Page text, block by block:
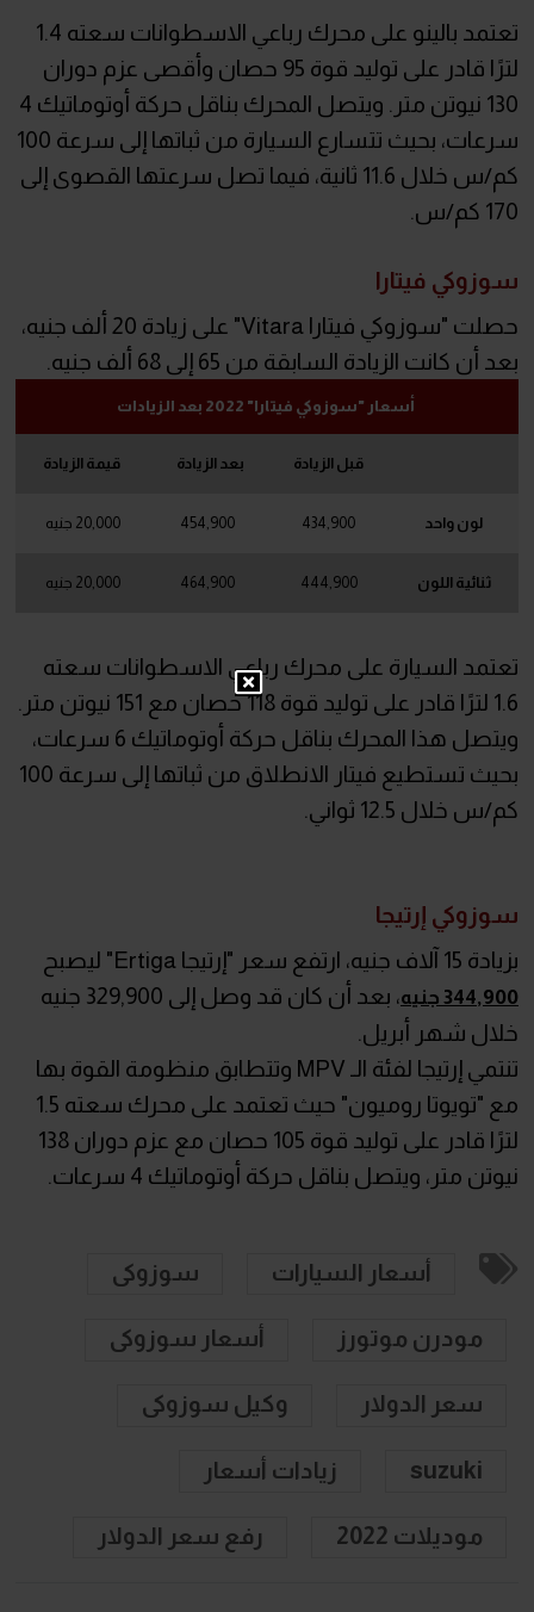
تعتمد بالينو على محرك رباعي الاسطوانات سعته 1.4
لترًا قادر على توليد قوة 95 حصان وأقصى عزم دوران
130 نيوتن متر. ويتصل المحرك بناقل حركة أوتوماتيك 4
سرعات، بحيث تتسارع السيارة من ثباتها إلى سرعة 100
كم/س خلال 11.6 ثانية، فيما تصل سرعتها القصوى إلى
170 كم/س.
سوزوكي فيتارا
حصلت "سوزوكي فيتارا Vitara" على زيادة 20 ألف جنيه،
بعد أن كانت الزيادة السابقة من 65 إلى 68 ألف جنيه.
أسعار "سوزوكي فيتارا" 2022 بعد الزيادات
قبل الزيادة بعد الزيادة قيمة الزيادة
لون واحد 20,000 جنيه
ثنائية اللون 444,900 20,000 جنيه
تعتمد السيارة على محرك رباعي الاسطوانات سعته
1.6 لترًا قادر على توليد قوة 118 حصان مع 151 نيوتن متر.
ويتصل هذا المحرك بناقل حركة أوتوماتيك 6 سرعات،
بحيث تستطيع فيتار الانطلاق من ثباتها إلى سرعة 100
كم/س خلال 12.5 ثواني.
سوزوكي إرتيجا
بزيادة 15 آلاف جنيه، ارتفع سعر "إرتيجا Ertiga" ليصبح
344,900 جنيه
، بعد أن كان قد وصل إلى 329,900 جنيه
خلال شهر أبريل.
تنتمي إرتيجا لفئة الـ MPV وتتطابق منظومة القوة بها
مع "تويوتا روميون" حيث تعتمد على محرك سعته 1.5
لترًا قادر على توليد قوة 105 حصان مع عزم دوران 138
نيوتن متر، ويتصل بناقل حركة أوتوماتيك 4 سرعات.
أسعار السيارات سوزوكى
مودرن موتورز أسعار سوزوكى
سعر الدولار وكيل سوزوكى
suzuki زيادات أسعار
موديلات 2022 رفع سعر الدولار